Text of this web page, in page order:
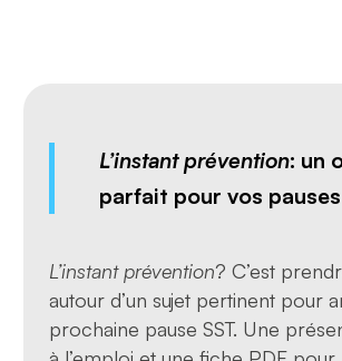
L’instant prévention: un
parfait pour vos pauses
L’instant prévention? C’est
autour d’un sujet pertinent pour
prochaine pause SST. Une